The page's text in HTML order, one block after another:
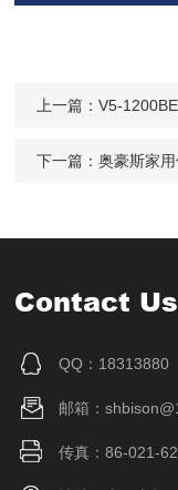
上一篇：V5-
下一篇：奥豪斯家
Contact Us
QQ：18313880
邮箱：
传真：86-021-